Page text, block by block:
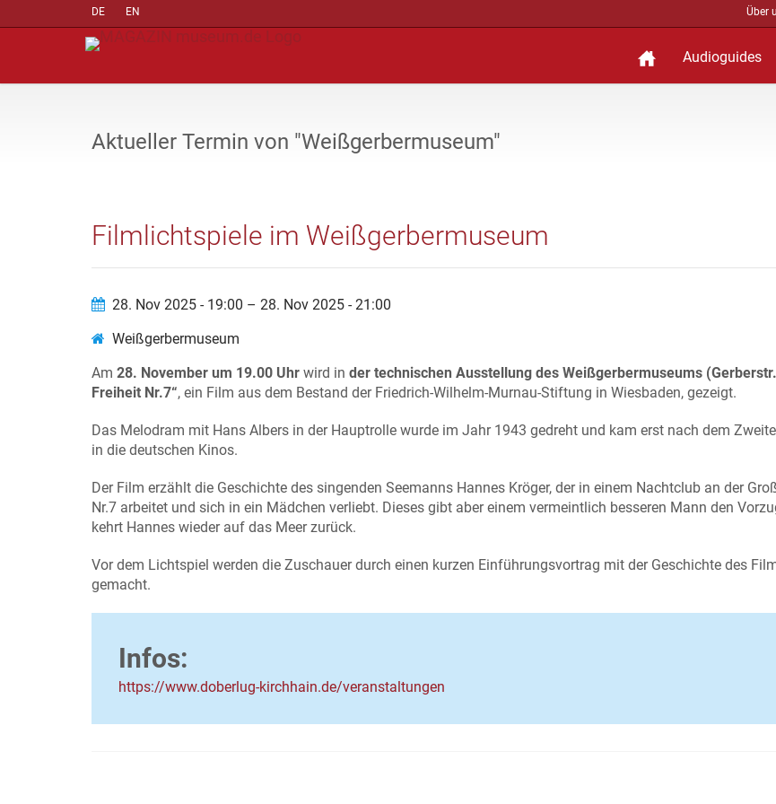
DE EN Über
Audioguides
Aktueller Termin von "Weißgerbermuseum"
Filmlichtspiele im Weißgerbermuseum
28. Nov 2025 - 19:00 – 28. Nov 2025 - 21:00
Weißgerbermuseum
Am 28. November um 19.00 Uhr wird in der technischen Ausstellung des Weißgerbermuseums
Freiheit Nr.7“, ein Film aus dem Bestand der Friedrich-Wilhelm-Murnau-Stiftung in Wiesbaden, gezeigt.
Das Melodram mit Hans Albers in der Hauptrolle wurde im Jahr 1943 gedreht und kam erst nach dem
in die deutschen Kinos.
Der Film erzählt die Geschichte des singenden Seemanns Hannes Kröger, der in einem Nachtclub an der
Nr.7 arbeitet und sich in ein Mädchen verliebt. Dieses gibt aber einem vermeintlich besseren Mann den
kehrt Hannes wieder auf das Meer zurück.
Vor dem Lichtspiel werden die Zuschauer durch einen kurzen Einführungsvortrag mit der Geschichte des
gemacht.
Infos:
https://www.doberlug-kirchhain.de/veranstaltungen